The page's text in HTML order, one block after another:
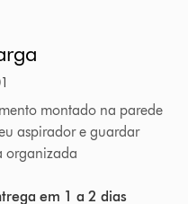
montado na parede
aspirador e guardar
organizada
em 1 a 2 dias